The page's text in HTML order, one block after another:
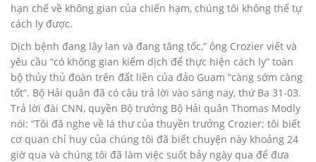
hạn chế về không gian của chiến hạm, chúng tôi không thể tự
cách ly được.
Dịch bệnh đang lây lan và đang tăng tốc,” ông Crozier viết và
yêu cầu “có không gian kiểm dịch để thực hiện cách ly” toàn
bộ thủy thủ đoàn trên đất liền của đảo Guam “càng sớm càng
tốt”. Bộ Hải quân đã có câu trả lời vào sáng nay, thứ Ba 31-03.
Trả lời đài CNN, quyền Bộ trưởng Bộ Hải quân Thomas Modly
nói: “Tôi đã nghe về lá thư của thuyền trưởng Crozier; tôi biết
cơ quan chỉ huy của chúng tôi đã biết chuyện này khoảng 24
giờ qua và chúng tôi đã làm việc suốt bảy ngày qua để đưa